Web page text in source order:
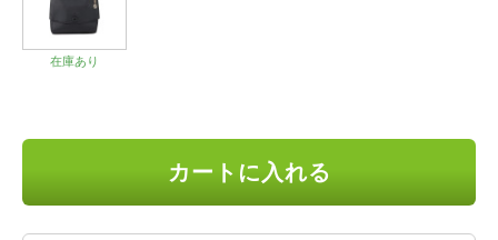
在庫あり
カートに入れる